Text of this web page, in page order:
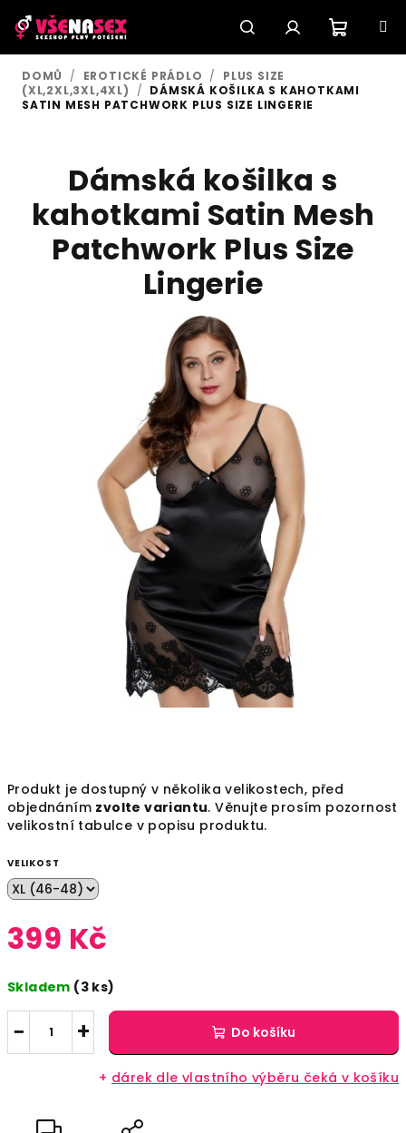
na
obsah
HledatPřihlášení
DOMŮ / EROTICKÉ PRÁDLO /
PLUS SIZE
(XL,2XL,3XL,4XL)
/ DÁMSKÁ KOŠILKA S KAHOTKAMI
SATIN MESH PATCHWORK PLUS SIZE LINGERIE
Produkt je dostupný v několika velikostech, před
objednáním zvolte variantu. Věnujte prosím pozornost
velikostní tabulce v popisu produktu.
VELIKOST
399 Kč
cena:
Skladem (3 ks)
+
− Do košíku
+ dárek dle vlastního výběru čeká v košíku
Dámská košilka s
kahotkami Satin Mesh
Patchwork Plus Size
Lingerie